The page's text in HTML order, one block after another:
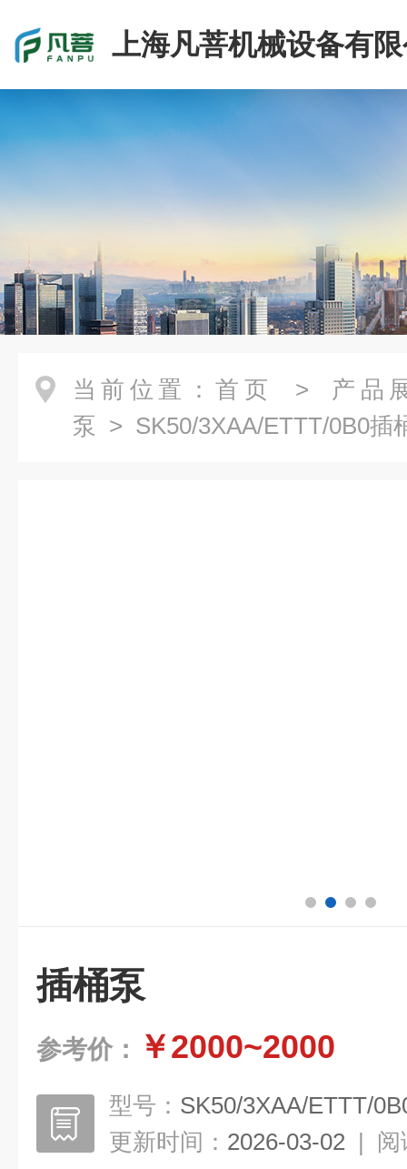
上海凡菩机械设备有
当前位置： 首页 > 产品
泵 > SK50/3XAA/ETTT/0B0插
插桶泵
参考价： ￥2000~2000
型号： SK50/3XAA/ETTT/
更新时间： 2026-03-02 | 阅